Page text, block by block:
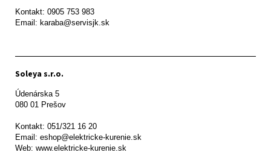
Kontakt: 0905 753 983
Email: karaba@servisjk.sk
Soleya s.r.o.
Údenárska 5
080 01 Prešov
Kontakt: 051/321 16 20
Email: eshop@elektricke-kurenie.sk
Web: www.elektricke-kurenie.sk